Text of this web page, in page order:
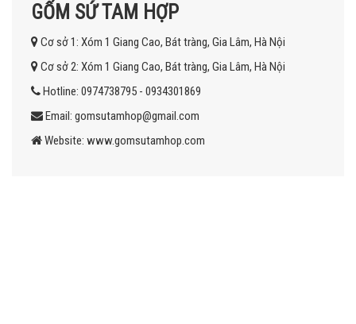
GỐM SỨ TAM HỢP
Cơ sở 1: Xóm 1 Giang Cao, Bát tràng, Gia Lâm, Hà Nội
Cơ sở 2: Xóm 1 Giang Cao, Bát tràng, Gia Lâm, Hà Nội
Hotline: 0974738795 - 0934301869
Email: gomsutamhop@gmail.com
Website: www.gomsutamhop.com